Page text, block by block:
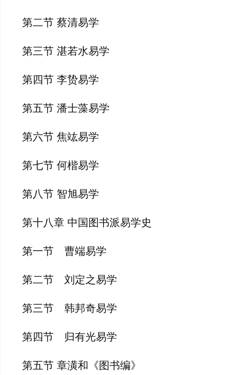
第二节 蔡清易学
第三节 湛若水易学
第四节 李贽易学
第五节 潘士藻易学
第六节 焦竑易学
第七节 何楷易学
第八节 智旭易学
第十八章 中国图书派易学史
第一节　曹端易学
第二节　刘定之易学
第三节　韩邦奇易学
第四节　归有光易学
第五节 章潢和《图书编》